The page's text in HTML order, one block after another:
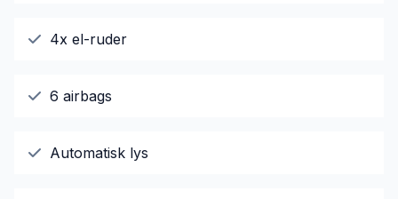
4x el-ruder
6 airbags
Automatisk lys